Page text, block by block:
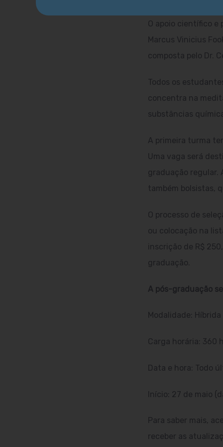
O apoio científico e
Marcus Vinicius
composta pelo Dr.
Todos os
concentra na
substâncias
A primeira turma
Uma vaga será
graduação regular.
também bolsistas,
O processo de
ou colocação na
inscrição de R$
graduação.
A pós-graduação
Modalidade: Híbrida
Carga horária: 360
Data e hora: Todo
Início: 27 de maio
Para saber mais,
receber as